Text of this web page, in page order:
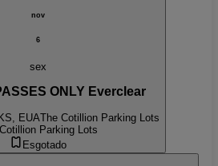
nov
6
sex
ONLY Everclear
EUAThe Cotillion Parking Lots
Parking Lots
Esgotado